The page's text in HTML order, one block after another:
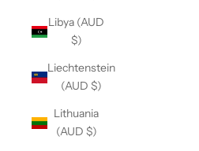
Libya (AUD
$)
Liechtenstein
(AUD $)
Lithuania
(AUD $)